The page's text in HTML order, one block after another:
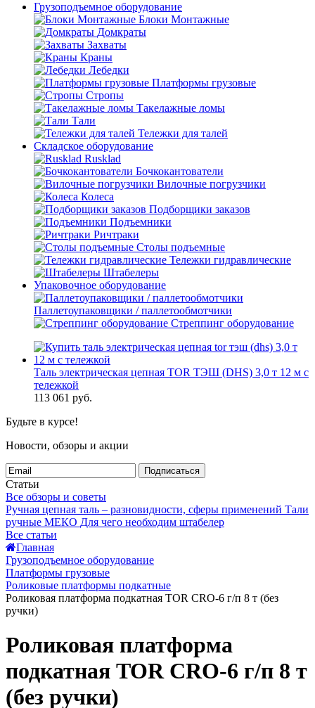
Грузоподъемное оборудование
Блоки Монтажные
Домкраты
Захваты
Краны
Лебедки
Платформы грузовые
Стропы
Такелажные ломы
Тали
Тележки для талей
Складское оборудование
Rusklad
Бочкокантователи
Вилочные погрузчики
Колеса
Подборщики заказов
Подъемники
Ричтраки
Столы подъемные
Тележки гидравлические
Штабелеры
Упаковочное оборудование
Паллетоупаковщики / паллетообмотчики
Стреппинг оборудование
Таль электрическая цепная TOR ТЭШ (DHS) 3,0 т 12 м с
тележкой
113 061 руб.
Будьте в курсе!
Новости, обзоры и акции
Подписаться
Статьи
Все обзоры и советы
Ручная цепная таль – разновидности, сферы применений Тали
ручные МЕКО Для чего необходим штабелер
Все статьи
Главная
Грузоподъемное оборудование
Платформы грузовые
Роликовые платформы подкатные
Роликовая платформа подкатная TOR CRO-6 г/п 8 т (без
ручки)
Роликовая платформа
подкатная TOR CRO-6 г/п 8 т
(без ручки)